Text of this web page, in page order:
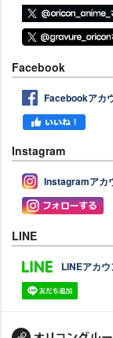
Facebook
Facebookアカ
Instagram
Instagramアカ
LINE
LINEアカ